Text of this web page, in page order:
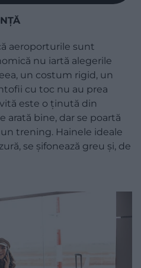
aeroporturile sunt
nu iartă alegerile
un costum rigid, un
cu toc nu au prea
este o ținută din
arată bine, dar se poartă
trening. Hainele ideale
se șifonează greu și, de